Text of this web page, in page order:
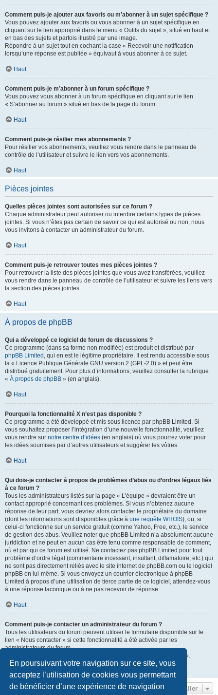
En poursuivant votre navigation sur ce site, vous
acceptez l’utilisation de cookies vous permettant
de bénéficier d’une expérience de navigation
Comment puis-je ajouter aux favoris ou m’abonner à un sujet spécifique ?
Vous pouvez ajouter aux favoris ou vous abonner à un sujet spécifique en
cliquant sur le lien approprié dans le menu « Outils du sujet », situé en haut et
en bas des sujets et parfois illustré par une image.
Répondre à un sujet tout en cochant la case « Recevoir une notification
lorsqu’une réponse est publiée » équivaut à vous abonner à ce sujet.
Haut
Comment puis-je m’abonner à un forum spécifique ?
Vous pouvez vous abonner à un forum spécifique en cliquant sur le lien
« S’abonner au forum » situé en bas de la page du forum.
Haut
Comment puis-je résilier mes abonnements ?
Pour résilier vos abonnements, veuillez vous rendre dans le panneau de
contrôle de l’utilisateur et suivre le lien vers vos abonnements.
Haut
Pièces jointes
Quelles pièces jointes sont autorisées sur ce forum ?
Chaque administrateur peut autoriser ou interdire certains types de pièces
jointes. Si vous n’êtes pas certain de savoir ce qui est autorisé ou non, nous
vous invitons à contacter un administrateur du forum.
Haut
Comment puis-je retrouver toutes mes pièces jointes ?
Pour retrouver la liste des pièces jointes que vous avez transférées, veuillez
vous rendre dans le panneau de contrôle de l’utilisateur et suivre les liens vers
la section des pièces jointes.
Haut
À propos de phpBB
Qui a développé ce logiciel de forum de discussions ?
Ce programme (dans sa forme non modifiée) est produit et distribué par
phpBB Limited , qui en est le légitime propriétaire. Il est rendu accessible sous
la « Licence Publique Générale GNU version 2 (GPL-2.0) » et peut être
distribué gratuitement. Pour plus d’informations, veuillez consulter la rubrique
« À propos de phpBB » (en anglais).
Haut
Pourquoi la fonctionnalité X n’est pas disponible ?
Ce programme a été développé et mis sous licence par phpBB Limited. Si
vous souhaitez proposer l’intégration d’une nouvelle fonctionnalité, veuillez
vous rendre sur notre centre d’idées (en anglais) où vous pourrez voter pour
les idées soumises par d’autres utilisateurs et suggérer les vôtres.
Haut
Qui dois-je contacter à propos de problèmes d’abus ou d’ordres légaux liés
à ce forum ?
Tous les administrateurs listés sur la page « L’équipe » devraient être un
contact approprié concernant ces problèmes. Si vous n’obtenez aucune
réponse de leur part, vous devriez alors contacter le propriétaire du domaine
(dont les informations sont disponibles grâce à une requête WHOIS), ou, si
celui-ci fonctionne sur un service gratuit (comme Yahoo, Free, etc.), le service
de gestion des abus. Veuillez noter que phpBB Limited n’a absolument aucune
juridiction et ne peut en aucun cas être tenu comme responsable de comment,
où et par qui ce forum est utilisé. Ne contactez pas phpBB Limited pour tout
problème d’ordre légal (commentaire incessant, insultant, diffamatoire, etc.) qui
ne sont pas directement reliés avec le site internet de phpBB.com ou le logiciel
phpBB en lui-même. Si vous envoyez un courrier électronique à phpBB
Limited à propos d’une utilisation de tierce partie de ce logiciel, attendez-vous
à une réponse laconique ou à ne pas recevoir de réponse.
Haut
Comment puis-je contacter un administrateur du forum ?
Tous les utilisateurs du forum peuvent utiliser le formulaire disponible sur le
lien « Nous contacter » si cette fonctionnalité a été activée par les
administrateurs du forum.
Les membres du forum peuvent également utiliser le lien « L’équipe ».
Aller